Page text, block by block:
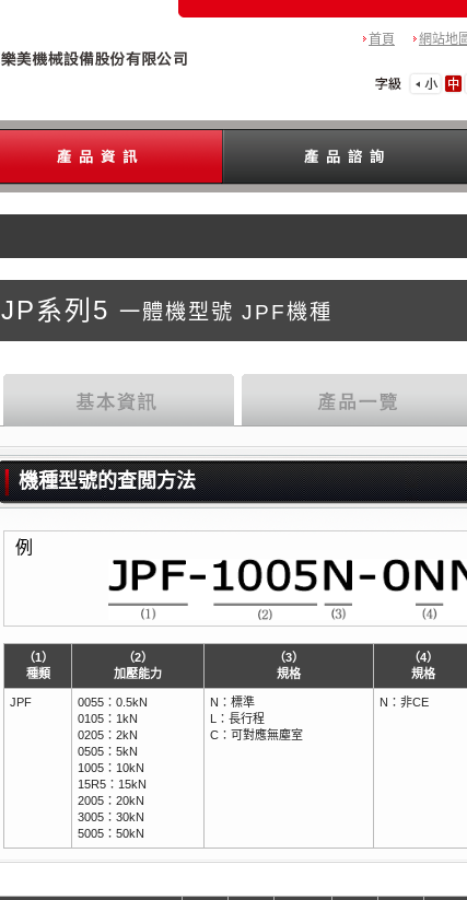
首頁 網站地
JP系列5 一體機型號 JPF機種
機種型號的查閲方法
例
（1）
種類
（2）
加壓能力
（3）
規格
（4）
規格
JPF
0055：0.5kN
0105：1kN
0205：2kN
0505：5kN
1005：10kN
15R5：15kN
2005：20kN
3005：30kN
5005：50kN
N：標準
L：長行程
C：可對應無塵室
N：非CE